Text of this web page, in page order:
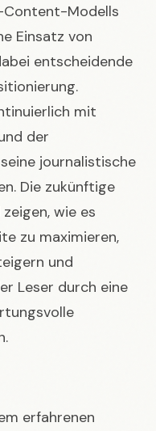
Content-Modells
Einsatz von
entscheidende
mit
der
journalistische
Die zukünftige
wie es
zu maximieren,
und
Leser durch eine
erfahrenen